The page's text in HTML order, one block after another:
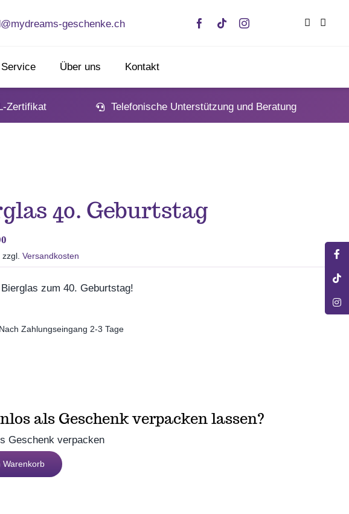
geschenke.ch
Service Über uns Kontakt
Zertifikat Telefonische Unterstützung und Beratung
40. Geburtstag
zzgl. Versandkosten
zum 40. Geburtstag!
Nach Zahlungseingang 2-3 Tage
als Geschenk verpacken lassen?
Geschenk verpacken
Warenkorb